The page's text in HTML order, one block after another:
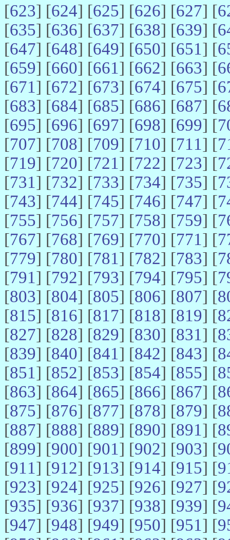
[623] [624] [625] [626] [627] [
[635] [636] [637] [638] [639] [
[647] [648] [649] [650] [651] [
[659] [660] [661] [662] [663] [
[671] [672] [673] [674] [675] [
[683] [684] [685] [686] [687] [
[695] [696] [697] [698] [699] [
[707] [708] [709] [710] [711] [
[719] [720] [721] [722] [723] [
[731] [732] [733] [734] [735] [
[743] [744] [745] [746] [747] [
[755] [756] [757] [758] [759] [
[767] [768] [769] [770] [771] [
[779] [780] [781] [782] [783] [
[791] [792] [793] [794] [795] [
[803] [804] [805] [806] [807] [
[815] [816] [817] [818] [819] [
[827] [828] [829] [830] [831] [
[839] [840] [841] [842] [843] [
[851] [852] [853] [854] [855] [
[863] [864] [865] [866] [867] [
[875] [876] [877] [878] [879] [
[887] [888] [889] [890] [891] [
[899] [900] [901] [902] [903] [
[911] [912] [913] [914] [915] [
[923] [924] [925] [926] [927] [
[935] [936] [937] [938] [939] [
[947] [948] [949] [950] [951] [